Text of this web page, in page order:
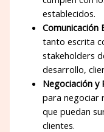
establecidos.
Comunicación
tanto escrita
stakeholders
desarrollo,
Negociación y
para negociar
que puedan
clientes.